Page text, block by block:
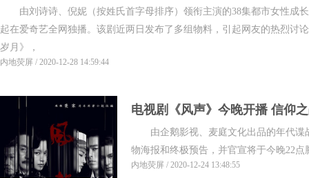
由刘诗诗、倪妮（按姓氏首字母排序）领衔主演的38集都市女性成长
起在爱奇艺全网独播。该剧近两日发布了多组物料，引起网友的热烈讨
岁月》，
内地荧屏 / 2020-12-28 14:59:44
电视剧《风声》今晚开播 信仰
由企鹅影视、麦庭文化出品的年代谍
物海报和终极预告，并官宣将于今晚22点
内地荧屏 / 2020-12-24 13:48:55